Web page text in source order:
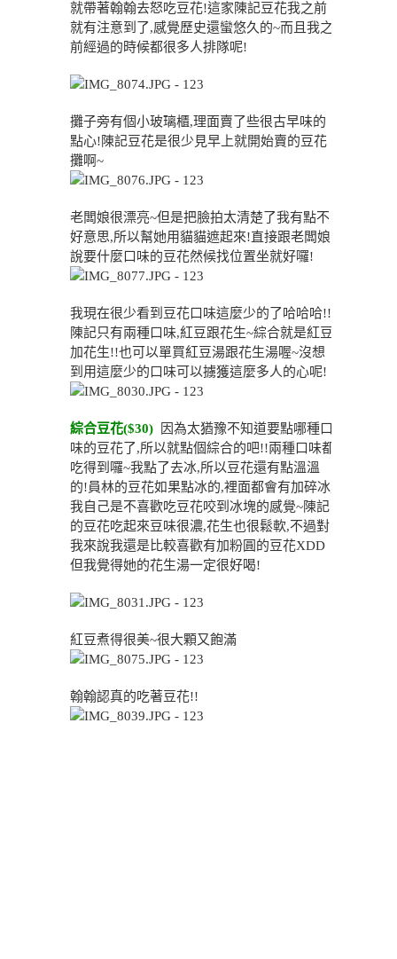
就帶著翰翰去怒吃豆花!這家陳記豆花我之前
就有注意到了,感覺歷史還蠻悠久的~而且我之
前經過的時候都很多人排隊呢!
攤子旁有個小玻璃櫃,理面賣了些很古早味的
點心!陳記豆花是很少見早上就開始賣的豆花
攤啊~
老闆娘很漂亮~但是把臉拍太清楚了我有點不
好意思,所以幫她用貓貓遮起來!直接跟老闆娘
說要什麼口味的豆花然候找位置坐就好囉!
我現在很少看到豆花口味這麼少的了哈哈哈!!
陳記只有兩種口味,紅豆跟花生~綜合就是紅豆
加花生!!也可以單買紅豆湯跟花生湯喔~沒想
到用這麼少的口味可以擄獲這麼多人的心呢!
綜合豆花($30)
因為太猶豫不知道要點哪種口
味的豆花了,所以就點個綜合的吧!!兩種口味都
吃得到囉~我點了去冰,所以豆花還有點溫溫
的!員林的豆花如果點冰的,裡面都會有加碎冰,
我自己是不喜歡吃豆花咬到冰塊的感覺~陳記
的豆花吃起來豆味很濃,花生也很鬆軟,不過對
我來說我還是比較喜歡有加粉圓的豆花XDD
但我覺得她的花生湯一定很好喝!
紅豆煮得很美~很大顆又飽滿
翰翰認真的吃著豆花!!